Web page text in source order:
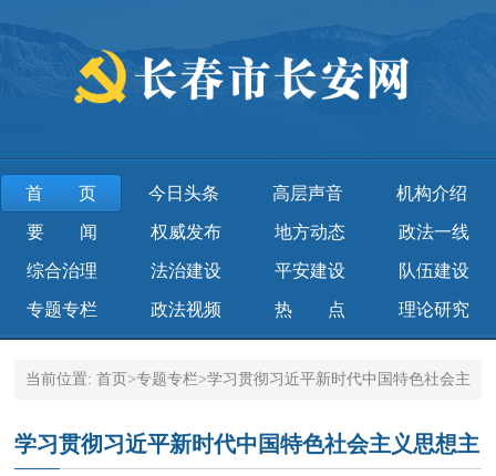
首页 今日头条 高层声音 机构介绍
要 闻 权威发布 地方动态 政法一线
综合治理 法治建设 平安建设 队伍建设
专题专栏 政法视频 热 点 理论研究
当前位置:首页>专题专栏>学习贯彻习近平新时代中国特色社会主
学习贯彻习近平新时代中国特色社会主义思想主